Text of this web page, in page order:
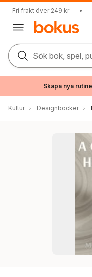
Fri frakt över 249 kr •
Sök bok, spel,
Skapa nya
Kultur Designböcker